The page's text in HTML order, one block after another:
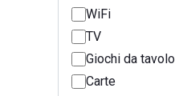
WiFi
TV
Giochi da tavolo
Carte